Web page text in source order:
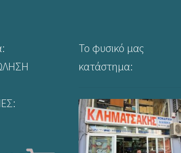
Το φυσικό μας
κατάστημα: